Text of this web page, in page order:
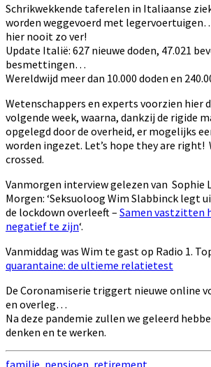
Schrikwekkende taferelen in Italiaanse
worden weggevoerd met
hier nooit zo ver!
Update Italië: 627 nieuwe doden, 47.021
besmettingen…
Wereldwijd meer dan 10.000 doden en
Wetenschappers en experts voorzien hier
volgende week, waarna, dankzij de rigide
opgelegd door de overheid, er mogelijks
worden ingezet. Let’s hope they are right!
crossed.
Vanmorgen interview gelezen van Sophie
Morgen: ‘Seksuoloog Wim Slabbinck legt
de lockdown overleeft – Samen vastzitten
negatief te zijn‘.
Vanmiddag was Wim te gast op Radio 1.
quarantaine: de ultieme relatietest
De Coronamiserie triggert nieuwe online
en overleg…
Na deze pandemie zullen we geleerd
denken en te werken.
familie pensioen retirement